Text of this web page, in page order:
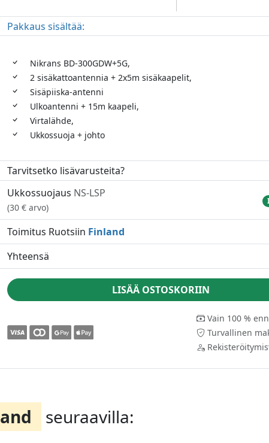
Pakkaus sisältää:
Nikrans BD-300GDW+5G,
2 sisäkattoantennia + 2x5m sisäkaapelit,
Sisäpiiska-antenni
Ulkoantenni + 15m kaapeli,
Virtalähde,
Ukkossuoja + johto
Tarvitsetko lisävarusteita?
Ukkossuojaus NS-LSP
(30 € arvo)
Toimitus Ruotsiin Finland
Yhteensä
LISÄÄ OSTOSKORIIN
Vain 100 %
Turvallinen
seuraavilla: